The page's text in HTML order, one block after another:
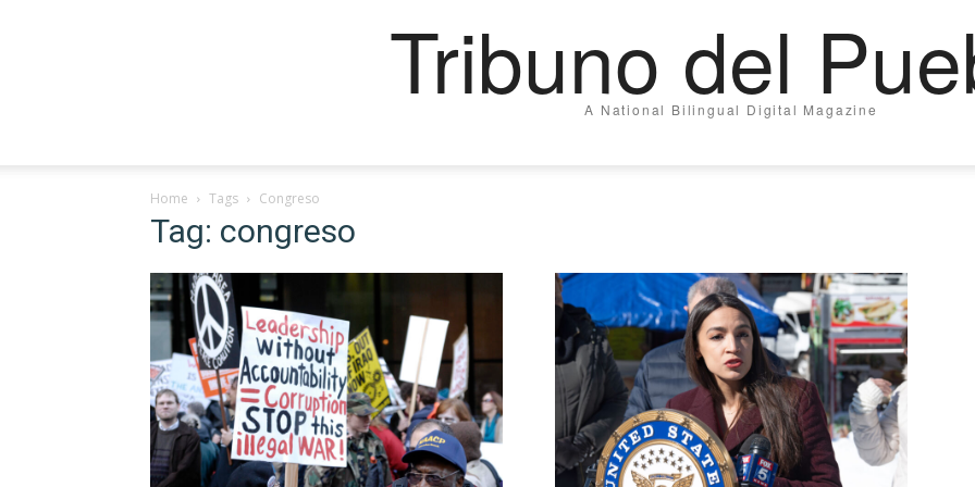
Tribuno del
A National Bilingual Digital Magazine
Home Tags Congreso
Tag: congreso